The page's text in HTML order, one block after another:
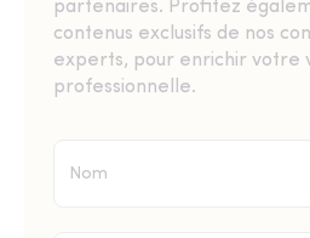
partenaires. Profitez
contenus exclusifs de nos
experts, pour enrichir votre
professionnelle.